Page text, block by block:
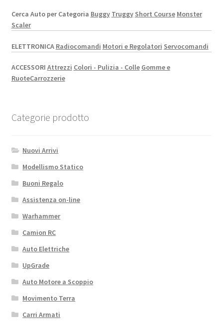
Cerca Auto per Categoria Buggy Truggy Short Course Monster
Scaler
ELETTRONICA Radiocomandi Motori e Regolatori Servocomandi
ACCESSORI Attrezzi Colori - Pulizia - Colle Gomme e
RuoteCarrozzerie
Categorie prodotto
Nuovi Arrivi
Modellismo Statico
Buoni Regalo
Assistenza on-line
Warhammer
Camion RC
Auto Elettriche
UpGrade
Auto Motore a Scoppio
Movimento Terra
Carri Armati